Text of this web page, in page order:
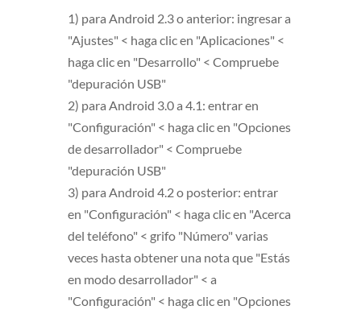
1) para Android 2.3 o anterior: ingresar a
"Ajustes" < haga clic en "Aplicaciones" <
haga clic en "Desarrollo" < Compruebe
"depuración USB"
2) para Android 3.0 a 4.1: entrar en
"Configuración" < haga clic en "Opciones
de desarrollador" < Compruebe
"depuración USB"
3) para Android 4.2 o posterior: entrar
en "Configuración" < haga clic en "Acerca
del teléfono" < grifo "Número" varias
veces hasta obtener una nota que "Estás
en modo desarrollador" < a
"Configuración" < haga clic en "Opciones